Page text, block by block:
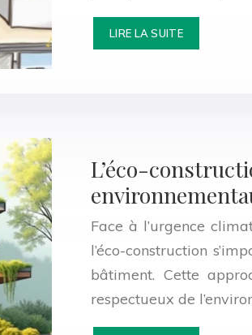
LIRE LA SUITE
L’éco-
Face à l’urgence
l’éco-construction
bâtiment. Cette
respectueux de